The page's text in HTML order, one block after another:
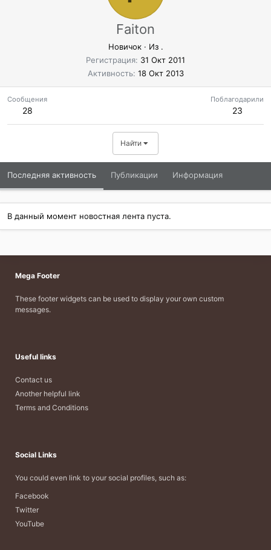
Faiton
Новичок · Из .
Регистрация 31 Окт 2011
Активность 18 Окт 2013
Сообщения
28
Поблагодарили
23
Найти
Последняя активность Публикации Информация
В данный момент новостная лента пуста.
Mega Footer
These footer widgets can be used to display your own custom
messages.
Useful links
Contact us
Another helpful link
Terms and Conditions
Social Links
You could even link to your social profiles, such as:
Facebook
Twitter
YouTube